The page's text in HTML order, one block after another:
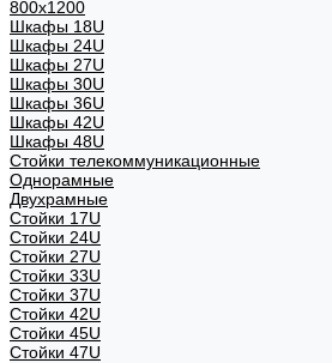
800х1200
Шкафы 18U
Шкафы 24U
Шкафы 27U
Шкафы 30U
Шкафы 36U
Шкафы 42U
Шкафы 48U
Стойки телекоммуникационные
Однорамные
Двухрамные
Стойки 17U
Стойки 24U
Стойки 27U
Стойки 33U
Стойки 37U
Стойки 42U
Стойки 45U
Стойки 47U